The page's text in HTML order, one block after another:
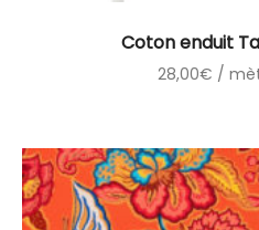
Coton enduit
28,00€ /